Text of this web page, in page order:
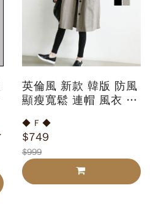
英倫風 新款 韓版 防風
顯瘦寬鬆 連帽 風衣 中
◆ F ◆
$749
$999